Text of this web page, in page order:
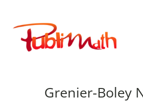
contenu
Publimath
Grenier-Boley